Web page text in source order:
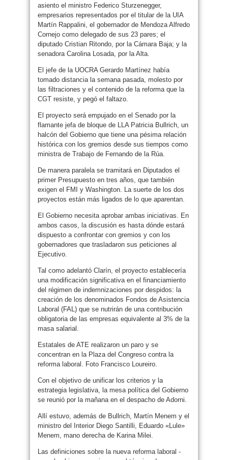
asiento el ministro Federico Sturzenegger,
empresarios representados por el titular de la UIA
Martín Rappalini, el gobernador de Mendoza Alfredo
Cornejo como delegado de sus 23 pares; el
diputado Cristian Ritondo, por la Cámara Baja; y la
senadora Carolina Losada, por la Alta.
El jefe de la UOCRA Gerardo Martínez había
tomado distancia la semana pasada, molesto por
las filtraciones y el contenido de la reforma que la
CGT resiste, y pegó el faltazo.
El proyecto será empujado en el Senado por la
flamante jefa de bloque de LLA Patricia Bullrich, un
halcón del Gobierno que tiene una pésima relación
histórica con los gremios desde sus tiempos como
ministra de Trabajo de Fernando de la Rúa.
De manera paralela se tramitará en Diputados el
primer Presupuesto en tres años, que también
exigen el FMI y Washington. La suerte de los dos
proyectos están más ligados de lo que aparentan.
El Gobierno necesita aprobar ambas iniciativas. En
ambos casos, la discusión es hasta dónde estará
dispuesto a confrontar con gremios y con los
gobernadores que trasladaron sus peticiones al
Ejecutivo.
Tal como adelantó Clarín, el proyecto establecería
una modificación significativa en el financiamiento
del régimen de indemnizaciones por despidos: la
creación de los denominados Fondos de Asistencia
Laboral (FAL) que se nutrirán de una contribución
obligatoria de las empresas equivalente al 3% de la
masa salarial.
Estatales de ATE realizaron un paro y se
concentran en la Plaza del Congreso contra la
reforma laboral. Foto Francisco Loureiro.
Con el objetivo de unificar los criterios y la
estrategia legislativa, la mesa política del Gobierno
se reunió por la mañana en el despacho de Adorni.
Allí estuvo, además de Bullrich, Martín Menem y el
ministro del Interior Diego Santilli, Eduardo «Lule»
Menem, mano derecha de Karina Milei.
Las definiciones sobre la nueva reforma laboral -